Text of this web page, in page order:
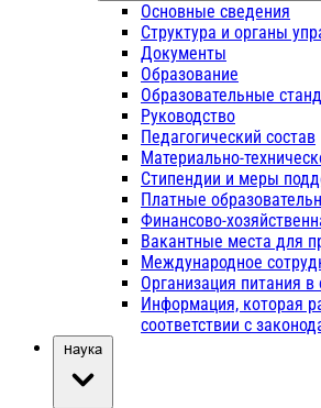
Основные сведения
Структура и органы
Документы
Образование
Образовательные
Руководство
Педагогический состав
Материально-
Стипендии и меры
Платные
Финансово-
Вакантные места для
Международное
Организация питания в
Информация, которая
соответствии с
Наука